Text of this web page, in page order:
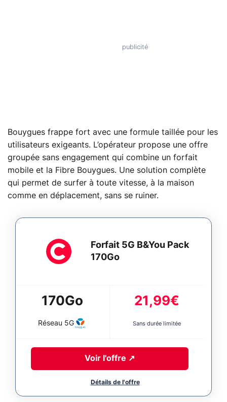
Bouygues frappe fort avec une formule taillée pour les
utilisateurs exigeants. L’opérateur propose une offre
groupée sans engagement qui combine un forfait
mobile et la Fibre Bouygues. Une solution complète
qui permet de surfer à toute vitesse, à la maison
comme en déplacement, sans se ruiner.
Forfait 5G B&You Pack
170Go
170Go
Réseau 5G
21,99€
Sans durée limitée
Voir l'offre ↗